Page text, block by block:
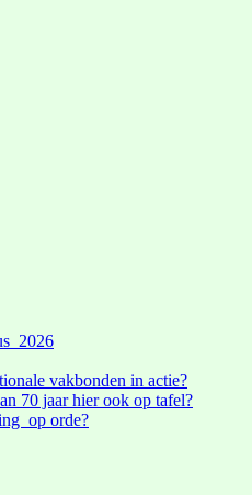
2026
vakbonden in actie?
70 jaar hier ook op tafel?
op orde?